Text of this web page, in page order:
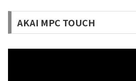
AKAI MPC TOUCH